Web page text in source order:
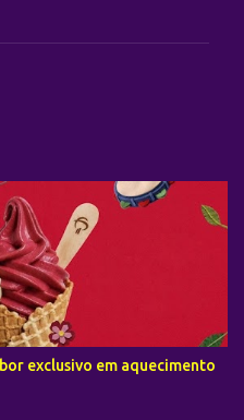
exclusivo em aquecimento